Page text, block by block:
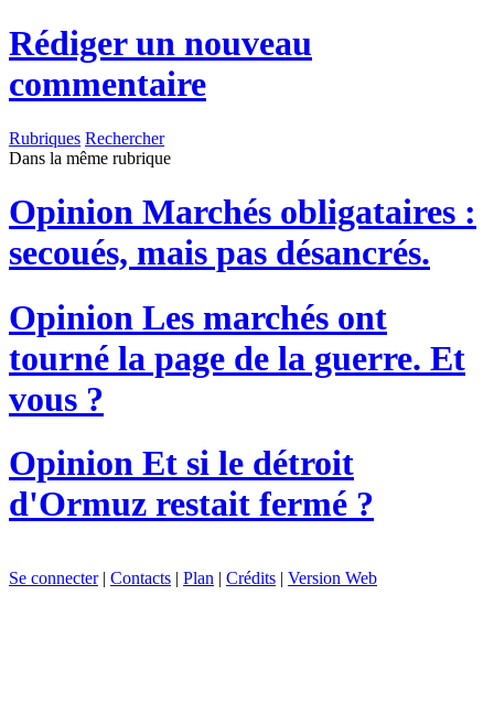
Rédiger un nouveau
commentaire
Rubriques Rechercher
Dans la même rubrique
Opinion Marchés obligataires :
secoués, mais pas désancrés.
Opinion Les marchés ont
tourné la page de la guerre. Et
vous ?
Opinion Et si le détroit
d'Ormuz restait fermé ?
Se connecter| Contacts | Plan | Crédits | Version Web